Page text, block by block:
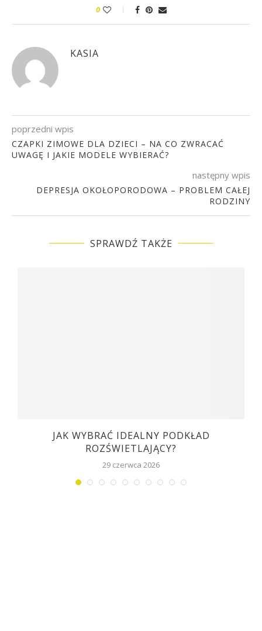
0
KASIA
poprzedni wpis
CZAPKI ZIMOWE DLA DZIECI – NA CO ZWRACAĆ
UWAGĘ I JAKIE MODELE WYBIERAĆ?
następny wpis
DEPRESJA OKOŁOPORODOWA – PROBLEM CAŁEJ
RODZINY
SPRAWDŹ TAKŻE
JAK WYBRAĆ IDEALNY PODKŁAD
ROZŚWIETLAJĄCY?
29 czerwca 2026